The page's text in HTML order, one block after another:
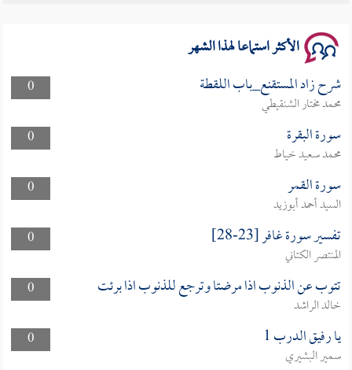
الأكثر استماعا لهذا الشهر
0 شرح زاد المستقنع_باب اللقطة
محمد مختار الشنقيطي
0
سورة البقرة
محمد سعيد خياط
0
سورة القمر
السيد أحمد أبوزيد
0
تفسير سورة غافر [23-28]
المنتصر الكتاني
0
تتوب عن الذنوب اذا مرضتا وترجع للذنوب اذا برئت
خالد الراشد
0
يا رفيق الدرب 1
سمير البشيري